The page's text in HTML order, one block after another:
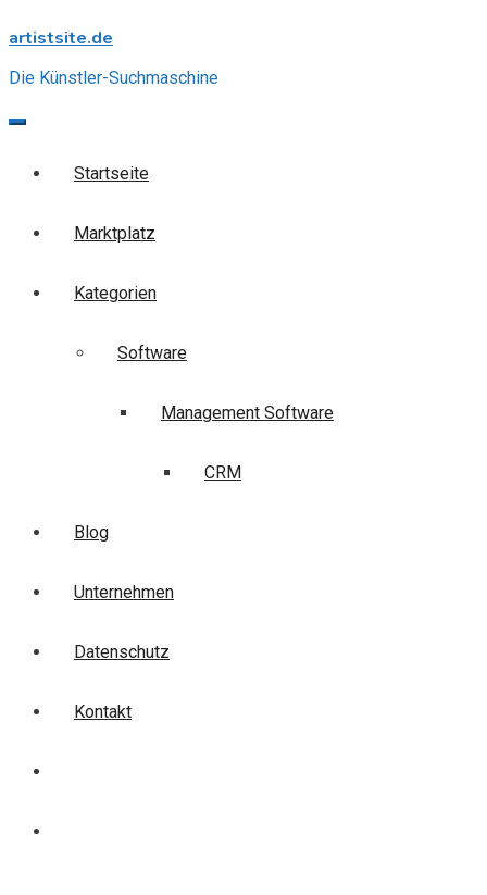
to
artistsite.de
Die Künstler-Suchmaschine
Startseite
Marktplatz
Kategorien
Software
Management Software
CRM
Blog
Unternehmen
Datenschutz
Kontakt